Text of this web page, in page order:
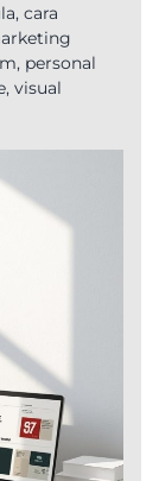
, cara
, personal
, visual